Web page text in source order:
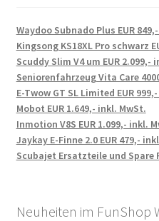
Waydoo Subnado Plus EUR
Kingsong KS18XL Pro schwarz
Scuddy Slim V4 um EUR 2.099,-
Seniorenfahrzeug Vita Care
E-Twow GT SL Limited EUR
Mobot EUR 1.649,- inkl. MwSt.
Inmotion V8S EUR 1.099,- inkl.
Jaykay E-Finne 2.0 EUR 479,-
Scubajet Ersatzteile und Spare
Neuheiten im FunShop